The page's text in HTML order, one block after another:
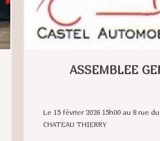
ASSEMBLEE
Le 15 février 2026 15h00 au 8 rue
CHATEAU THIERRY